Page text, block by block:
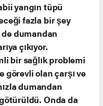
yangın tüpü
fazla bir şey
dumandan
çıkıyor.
bir sağlık problemi
görevli olan çarşı ve
dumandan
Onda da